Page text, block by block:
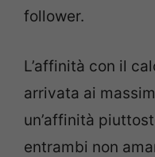
follower.
L’affinità con il
arrivata ai
un’affinità
entrambi non